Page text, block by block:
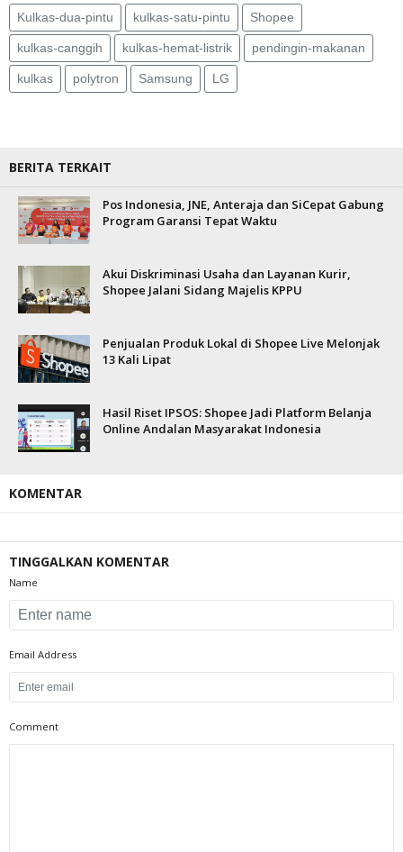
Kulkas-dua-pintu kulkas-satu-pintu Shopee
kulkas-canggih kulkas-hemat-listrik pendingin-makanan
kulkas polytron Samsung LG
BERITA TERKAIT
Pos Indonesia, JNE, Anteraja dan SiCepat Gabung
Program Garansi Tepat Waktu
Akui Diskriminasi Usaha dan Layanan Kurir,
Shopee Jalani Sidang Majelis KPPU
Penjualan Produk Lokal di Shopee Live Melonjak
13 Kali Lipat
Hasil Riset IPSOS: Shopee Jadi Platform Belanja
Online Andalan Masyarakat Indonesia
KOMENTAR
TINGGALKAN KOMENTAR
Name
Email Address
Comment